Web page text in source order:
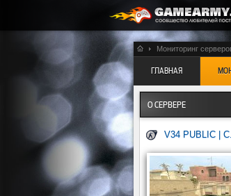
Мониторинг
ГЛАВНАЯ
О СЕРВЕРЕ
V34 PUBLIC |